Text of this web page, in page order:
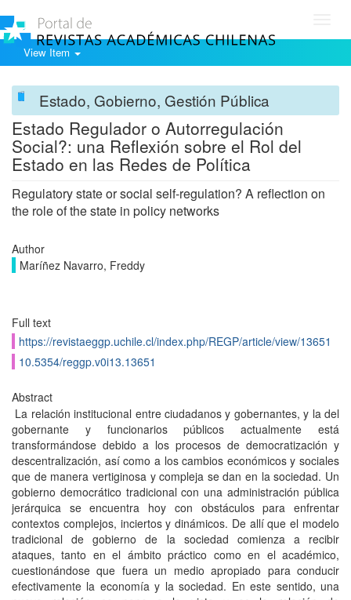
View Item
Estado, Gobierno, Gestión Pública
Estado Regulador o Autorregulación
Social?: una Reflexión sobre el Rol del
Estado en las Redes de Política
Regulatory state or social self-regulation? A reflection on
the role of the state in policy networks
Author
Maríñez Navarro, Freddy
Full text
https://revistaeggp.uchile.cl/index.php/REGP/article/view/13651
10.5354/reggp.v0i13.13651
Abstract
La relación institucional entre ciudadanos y gobernantes, y la del
gobernante y funcionarios públicos actualmente está
transformándose debido a los procesos de democratización y
descentralización, así como a los cambios económicos y sociales
que de manera vertiginosa y compleja se dan en la sociedad. Un
gobierno democrático tradicional con una administración pública
jerárquica se encuentra hoy con obstáculos para enfrentar
contextos complejos, inciertos y dinámicos. De allí que el modelo
tradicional de gobierno de la sociedad comienza a recibir
ataques, tanto en el ámbito práctico como en el académico,
cuestionándose que fuera un medio apropiado para conducir
efectivamente la economía y la sociedad. En este sentido, una